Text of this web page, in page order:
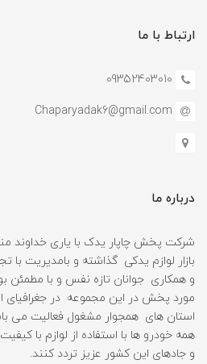
ارتباط با ما
09352403010
Chaparyadak6@gmail.com
درباره ما
بازار لوازم یدکی گذاشته و بامدیریت با
و همکاری جوانان تازه نفس و با مطمئن
مورد پخش در این مجموعه در جغرافیای
استان های همجوار مشغول فعالیت می
همه خودرو ها با استفاده از لوازم با
و جادهای این کشور عزیز تردد کنند.